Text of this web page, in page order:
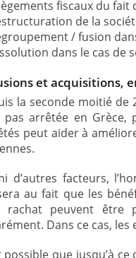
fiscaux du
de la
/ fusion
dans le cas de
et acquisitions,
la seconde moitié de
pas arrêtée en
peut aider à
d’autres facteurs,
au fait que les
rachat peuvent être
Dans ce cas,
possible que jusqu’à